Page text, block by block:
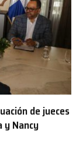
de jueces
y Nancy